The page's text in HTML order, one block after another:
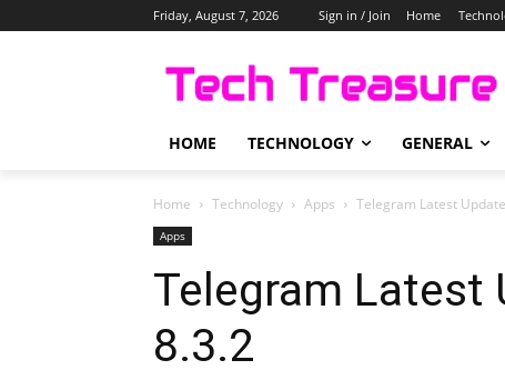
Friday, August 7, 2026 Sign in / Join Home
HOME TECHNOLOGY GENERAL
Home Technology Apps Telegram Latest
Apps
Telegram Latest
8.3.2